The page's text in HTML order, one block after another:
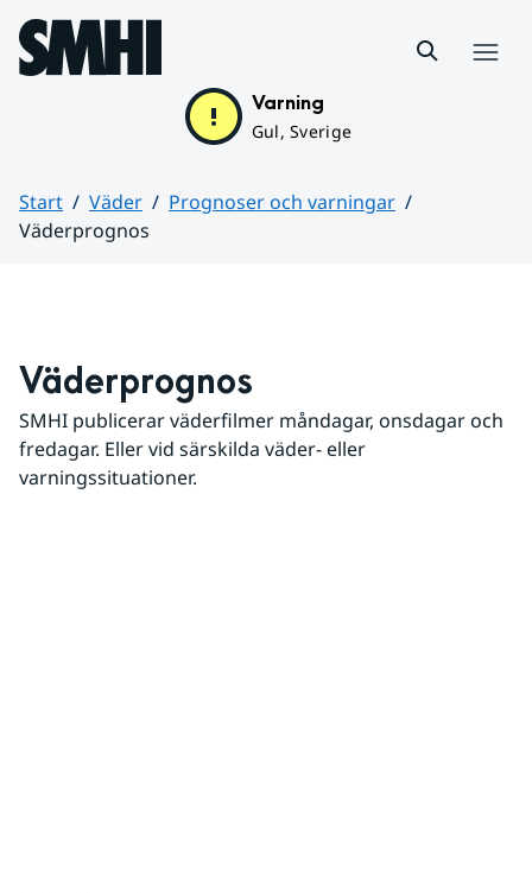
Hoppa till sidans innehåll
Varning
Gul, Sverige
Start Väder
Prognoser och varningar
Väderprognos
Väderprognos
SMHI publicerar väderfilmer måndagar, onsdagar och
fredagar. Eller vid särskilda väder- eller
varningssituationer.